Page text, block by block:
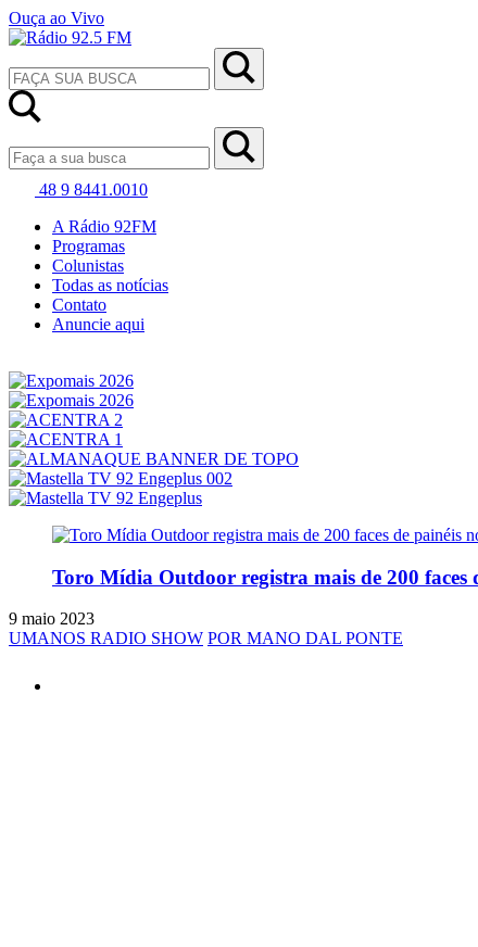
Ouça ao Vivo
48 9 8441.0010
A Rádio 92FM
Programas
Colunistas
Todas as notícias
Contato
Anuncie aqui
Toro Mídia Outdoor registra mais de 200 faces
9 maio 2023
UMANOS RADIO SHOW POR MANO DAL PONTE